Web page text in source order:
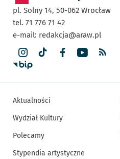
pl. Solny 14, 50-062 Wrocław
tel. 71 776 71 42
e-mail: redakcja@araw.pl
Aktualności
Wydział Kultury
Polecamy
Stypendia artystyczne